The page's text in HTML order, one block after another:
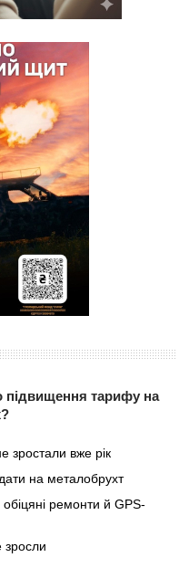
підвищення тарифу на
зростали вже рік
на металобрухт
ремонти й GPS-
зросли